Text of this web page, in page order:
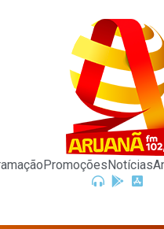
PromoçõesNotícias